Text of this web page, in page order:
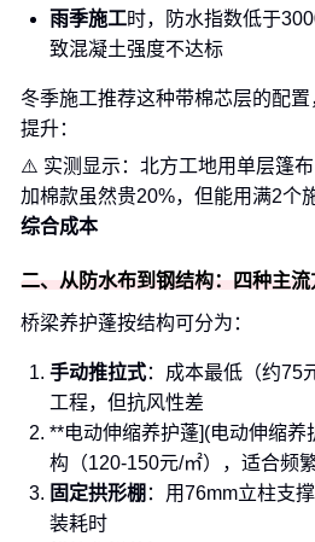
雨季施工时，防水指数低于
致混凝土强度不达标
冬季施工推荐这种带棉芯层的配
提升：
⚠️ 实测显示：北方工地用单层篷
加棉款虽然贵20%，但能用满2个
综合成本
二、从防水布到钢结构：四种主流
桥梁养护蓬按结构可分为：
手动推拉式：成本最低（约75
工程，但抗风性差
**电动伸缩养护蓬](电动伸缩养
构（120-150元/㎡），适合频
固定拱形棚 ：用76mm立柱支
装耗时